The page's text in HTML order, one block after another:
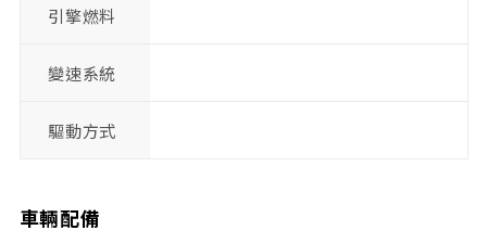
引擎燃料
變速系統
驅動方式
車輛配備